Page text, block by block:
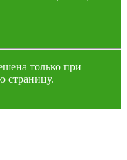
только при
страницу.